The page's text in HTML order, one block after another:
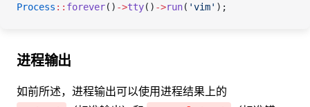
Process :: forever() ->tty() ->run( 'vim' );
进程输出
如前所述，进程输出可以使用进程结果上的